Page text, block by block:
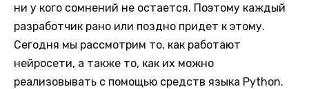
ни у кого сомнений не остается. Поэтому каждый
разработчик рано или поздно придет к этому.
Сегодня мы рассмотрим то, как работают
нейросети, а также то, как их можно
реализовывать с помощью средств языка Python.